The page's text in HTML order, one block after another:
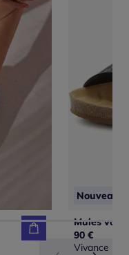
Nouveau
90 €
Vivance